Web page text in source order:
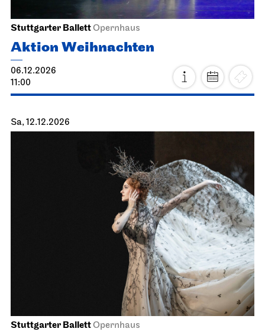
Stuttgarter BallettOpernhaus
Aktion Weihnachten
06.12.2026
11:00
Sa, 12.12.2026
Stuttgarter BallettOpernhaus